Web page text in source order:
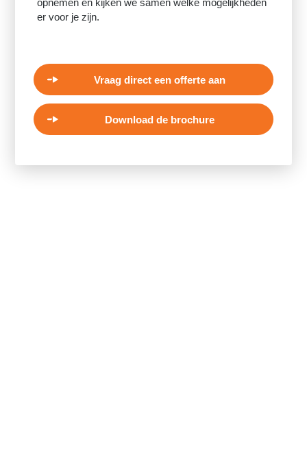
opnemen en kijken we samen welke mogelijkheden
er voor je zijn.
Vraag direct een offerte aan
Download de brochure